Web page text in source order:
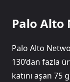
Palo Alto
Palo Alto
130’dan fazla
katını aşan 75